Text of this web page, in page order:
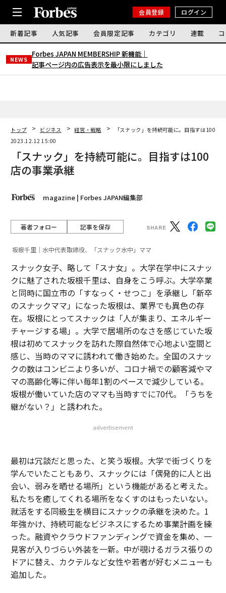
会員登録 ログイン
新着記事 人気記事 会員限定記事 カテゴリ 連載
NEWS
Forbes JAPAN MEMBERSHIP 新機能｜
記事ページ内の広告表示を最小限にしました
トップ ビジネス 経営・戦略
「スナック」を持続可能に。目指すは100店
2023.12.12 15:00
「スナック」を持続可能に。目指すは100
店の事業承継
magazine | Forbes JAPAN編集部
著者フォロー 記事を保存
坂根千里｜水中代表取締役、「スナック水中」ママ
スナック女子、略して「スナ女」。大学在学中にスナッ
クに魅了された坂根千里は、自身をこう呼ぶ。大学卒業
と同時に国立市の「すなっく・せつこ」を承継し「新卒
のスナックママ」になった坂根は、業界でも異色の存
在。坂根にとってスナックは「人が集まり、エネルギー
チャージする場」。大学で居場所のなさを感じていた坂
根は初めてスナックを訪れた際自然体で心地よい空間と
感じ、当時のママに誘われて働き始めた。全国のスナッ
クの数はコンビニより多いが、コロナ禍での顧客減やマ
マの高齢化等に伴い毎年1割のペースで減少している。
坂根が働いていた店のママも当時すでに70代。「うちを
継がない？」と誘われた。
advertisement
最初は冗談だと思った、と笑う坂根。大学で街づくりを
学んでいたこともあり、スナックには「偶発的に人と出
会い、弱みを晒せる場所」という機能があると考えた。
私たちを癒してくれる場所をなくすのはもったいない。
就活をする同級生を横目にスナックの承継を決めた。1
年強かけ、持続可能なビジネスにするため事業計画を練
った。融資やクラウドファンディングで資金を集め、一
見客が入りづらい外装を一新。中が覗けるガラス張りの
ドアに替え、カクテルなど女性や若者が好むメニューも
追加した。